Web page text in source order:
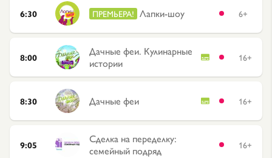
6:30 ПРЕМЬЕРА! Лапки-шоу 6+
8:00
Дачные феи. Кулинарные
истории
16+
8:30 Дачные феи 16+
9:05
Сделка на переделку:
семейный подряд
16+